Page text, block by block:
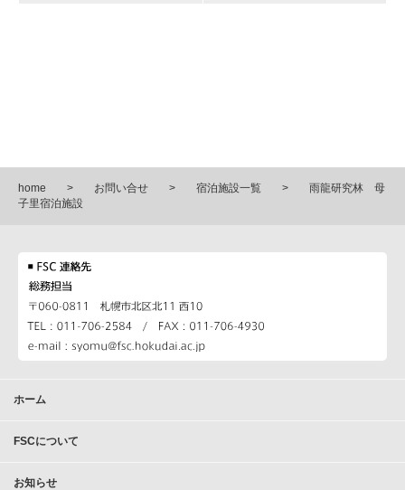
home お問い合せ 宿泊施設一覧
雨龍研究林 母
子里宿泊施設
ホーム
FSCについて
お知らせ